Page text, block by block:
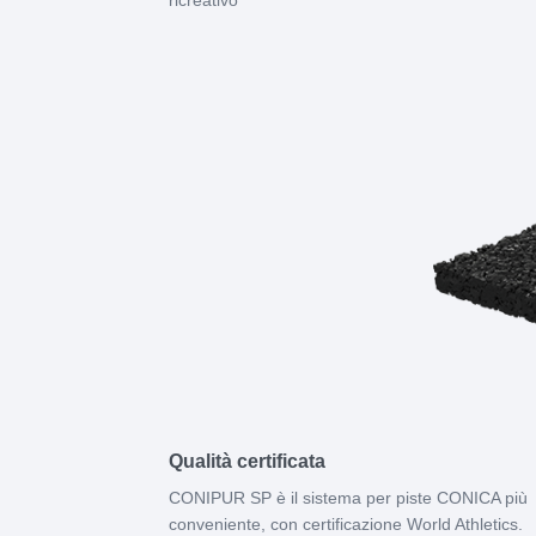
Qualità certificata
CONIPUR SP è il sistema per piste CONICA più
conveniente, con certificazione World Athletics.